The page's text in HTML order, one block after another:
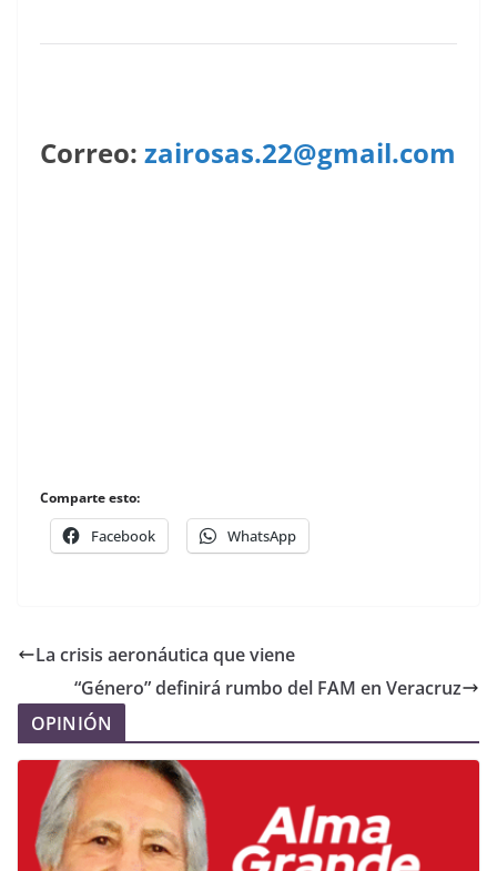
Correo: zairosas.22@gmail.com
Comparte esto:
Facebook WhatsApp
La crisis aeronáutica que viene
“Género” definirá rumbo del FAM en Veracruz
OPINIÓN